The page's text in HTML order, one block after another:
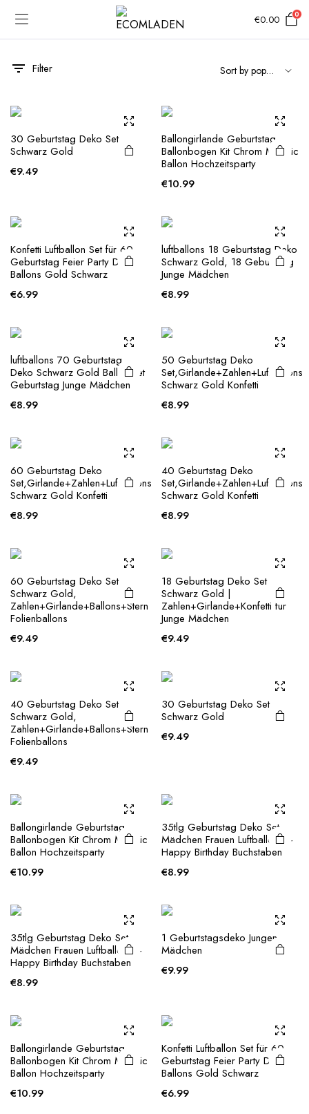
€0.00 0
Filter
30 Geburtstag Deko Set
Schwarz Gold
€9.49
Ballongirlande Geburtstag
Ballonbogen Kit Chrom Metallic
Ballon Hochzeitsparty
€10.99
Konfetti Luftballon Set für 60.
Geburtstag Feier Party Deko
Ballons Gold Schwarz
€6.99
luftballons 18 Geburtstag Deko
Schwarz Gold, 18 Geburtstag
Junge Mädchen
€8.99
luftballons 70 Geburtstag
Deko Schwarz Gold Ballon set
Geburtstag Junge Mädchen
€8.99
50 Geburtstag Deko
Set,Girlande+Zahlen+Luftballons
Schwarz Gold Konfetti
€8.99
60 Geburtstag Deko
Set,Girlande+Zahlen+Luftballons
Schwarz Gold Konfetti
€8.99
40 Geburtstag Deko
Set,Girlande+Zahlen+Luftballons
Schwarz Gold Konfetti
€8.99
60 Geburtstag Deko Set
Schwarz Gold,
Zahlen+Girlande+Ballons+Stern
Folienballons
€9.49
18 Geburtstag Deko Set
Schwarz Gold |
Zahlen+Girlande+Konfetti für
Junge Mädchen
€9.49
40 Geburtstag Deko Set
Schwarz Gold,
Zahlen+Girlande+Ballons+Stern
Folienballons
€9.49
30 Geburtstag Deko Set
Schwarz Gold
€9.49
Ballongirlande Geburtstag
Ballonbogen Kit Chrom Metallic
Ballon Hochzeitsparty
€10.99
35tlg Geburtstag Deko Set
Mädchen Frauen Luftballons +
Happy Birthday Buchstaben
€8.99
35tlg Geburtstag Deko Set
Mädchen Frauen Luftballons +
Happy Birthday Buchstaben
€8.99
This
product
has
options
may be
chosen
1 Geburtstagsdeko Jungen
Mädchen
€9.99
Ballongirlande Geburtstag
Ballonbogen Kit Chrom Metallic
Ballon Hochzeitsparty
€10.99
Konfetti Luftballon Set für 60.
Geburtstag Feier Party Deko
Ballons Gold Schwarz
€6.99